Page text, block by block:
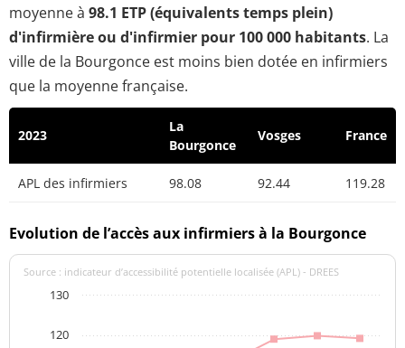
moyenne à 98.1 ETP (équivalents temps plein)
d'infirmière ou d'infirmier pour 100 000 habitants. La
ville de la Bourgonce est moins bien dotée en infirmiers
que la moyenne française.
2023
La
Bourgonce
Vosges France
APL des infirmiers 98.08 92.44 119.28
Evolution de l’accès aux infirmiers à la Bourgonce
Source : indicateur d’accessibilité potentielle localisée (APL) - DREES
120
130